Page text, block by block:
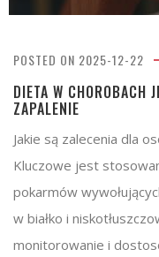
POSTED ON 2025-12-22
DIETA W CHOROBACH
ZAPALENIE
Jakie są zalecenia dla
Kluczowe jest
pokarmów
w białko i
monitorowanie i